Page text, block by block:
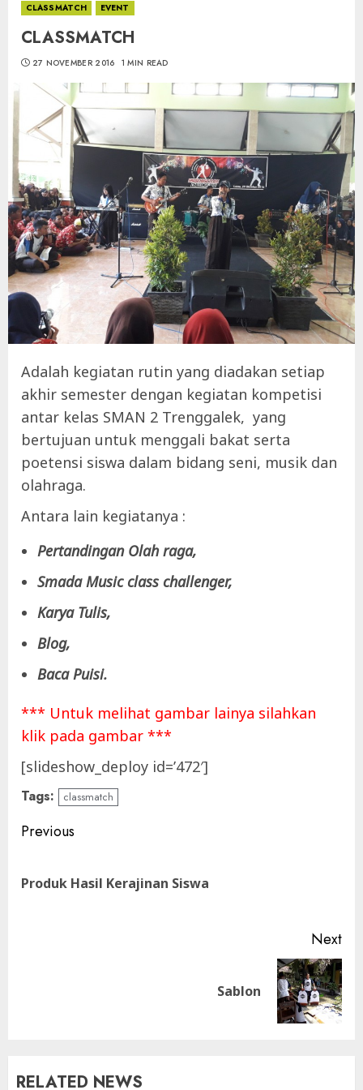
CLASSMATCH EVENT
CLASSMATCH
27 NOVEMBER 2016 1 MIN READ
Adalah kegiatan rutin yang diadakan setiap
akhir semester dengan kegiatan kompetisi
antar kelas SMAN 2 Trenggalek, yang
bertujuan untuk menggali bakat serta
poetensi siswa dalam bidang seni, musik dan
olahraga.
Antara lain kegiatanya :
Pertandingan Olah raga,
Smada Music class challenger,
Karya Tulis,
Blog,
Baca Puisi.
*** Untuk melihat gambar lainya silahkan
klik pada gambar ***
[slideshow_deploy id=’472′]
Tags: classmatch
Continue
Previous
Produk Hasil Kerajinan Siswa
Next
Sablon
RELATED NEWS